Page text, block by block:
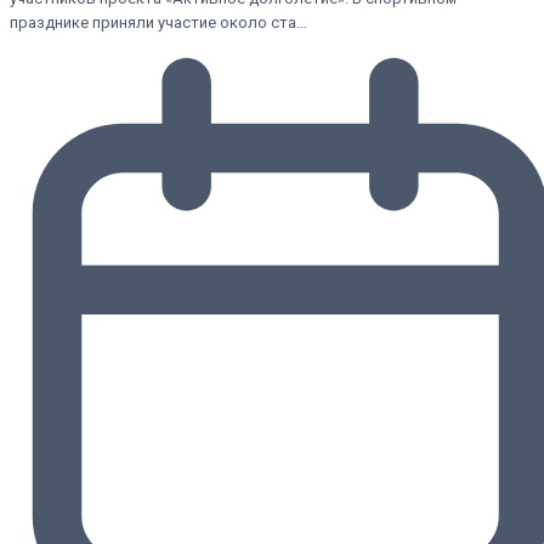
празднике приняли участие около ста…